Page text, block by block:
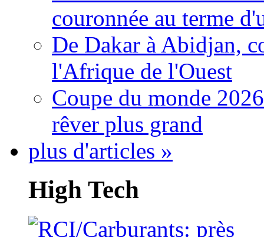
couronnée au terme
De Dakar à Abidjan,
l'Afrique de l'Ouest
Coupe du monde
rêver plus grand
plus d'articles »
High Tech